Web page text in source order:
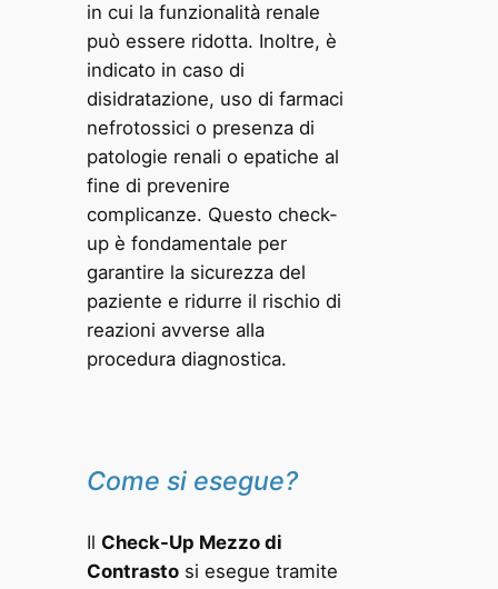
in cui la funzionalità renale
può essere ridotta. Inoltre, è
indicato in caso di
disidratazione, uso di farmaci
nefrotossici o presenza di
patologie renali o epatiche al
fine di prevenire
complicanze. Questo check-
up è fondamentale per
garantire la sicurezza del
paziente e ridurre il rischio di
reazioni avverse alla
procedura diagnostica.
Come si esegue?
Il Check-Up Mezzo di
Contrasto si esegue tramite